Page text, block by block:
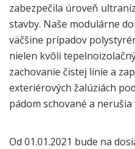
zabezpečila úroveň
stavby. Naše modulárne
väčšine prípadov
nielen kvôli
zachovanie čistej línie a
exteriérových žalúziách
pádom schované a
Od 01.01.2021 bude na